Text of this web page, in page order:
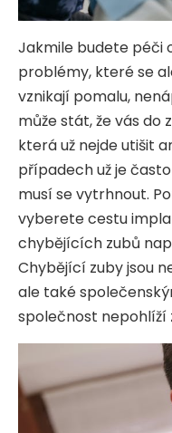
Jakmile budete péči
problémy, které se
vznikají pomalu,
může stát, že vás do
která už nejde utišit
případech už je
musí se vytrhnout.
vyberete cestu
chybějících zubů
Chybějící zuby jsou
ale také
společnost nepohlíží